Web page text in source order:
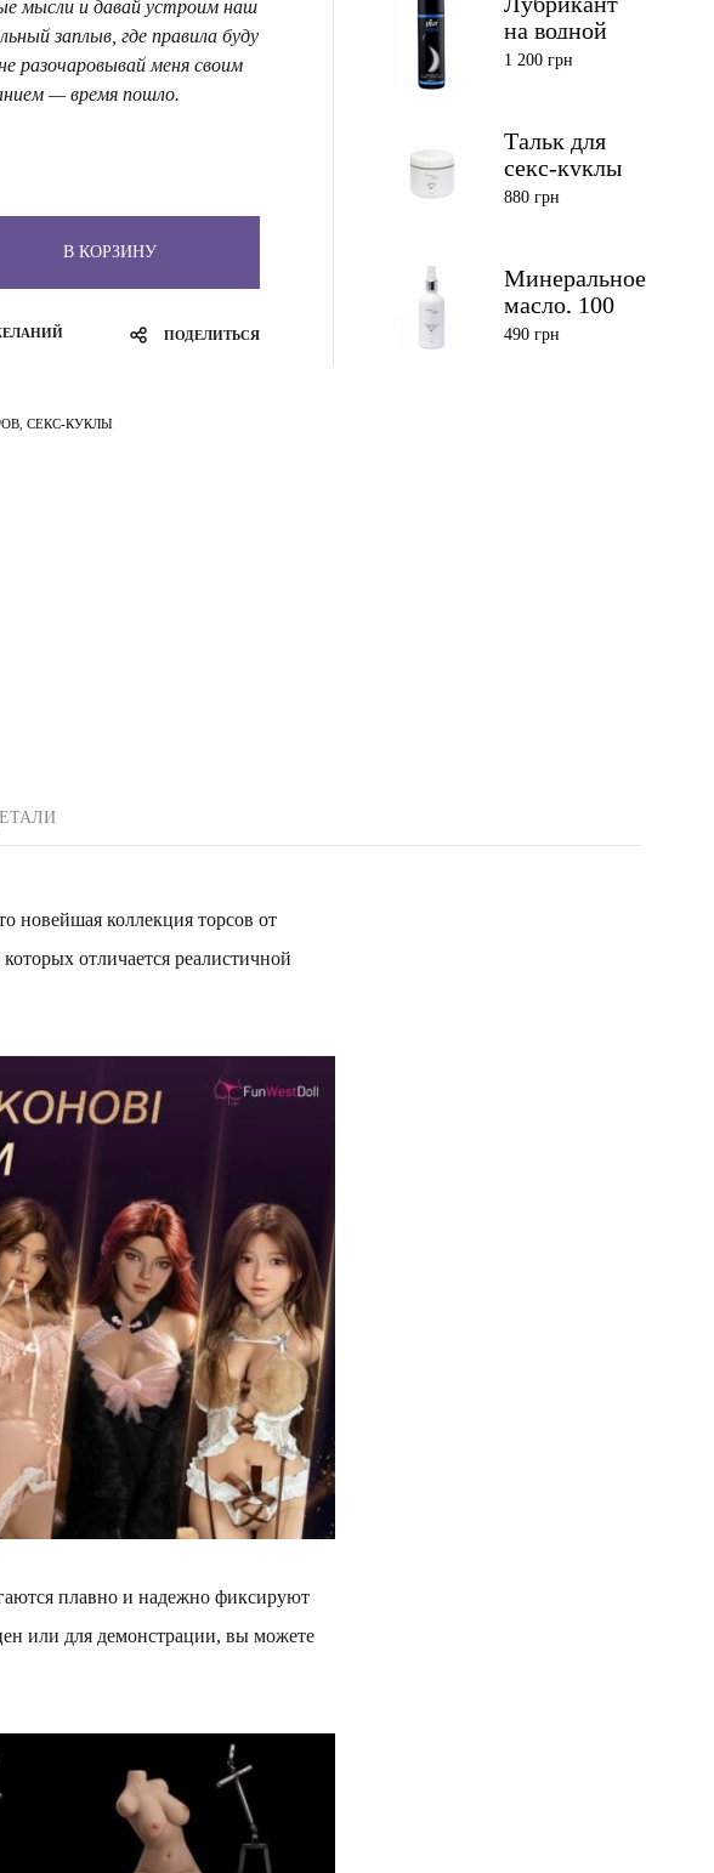
мысли и давай устроим наш
заплыв, где правила буду
разочаровывай меня своим
— время пошло.
В КОРЗИНУ
ПОДЕЛИТЬСЯ
, СЕКС-КУКЛЫ
на водной
основе Pjur
1 200грн
Тальк для
секс-куклы
880грн
Минеральное
масло, 100
мл
490грн
новейшая коллекция торсов от
отличается реалистичной
плавно и надежно фиксируют
или для демонстрации, вы можете